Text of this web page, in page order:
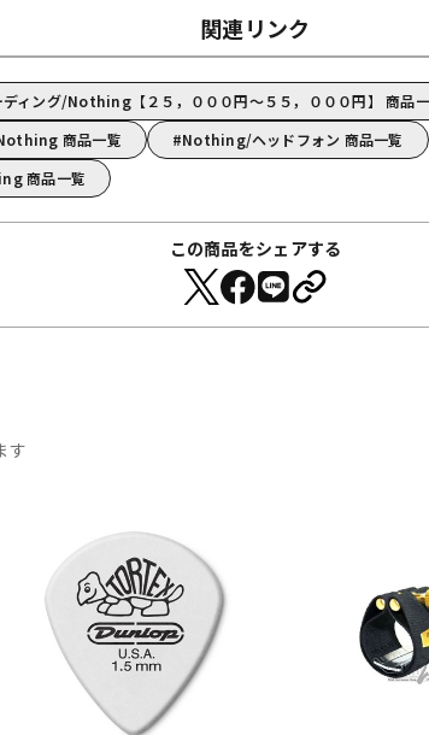
関連リンク
ディング/Nothing【２５，０００円～５５，０００円】 商品
商品一覧
Nothing/ヘッドフォン 商品一覧
商品一覧
この商品をシェアする
す